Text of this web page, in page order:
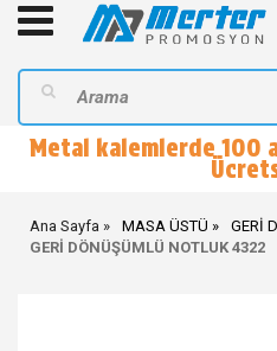
Metal kalemlerde 100
Ana Sayfa MASA ÜSTÜ
GERİ
GERİ DÖNÜŞÜMLÜ NOTLUK 4322